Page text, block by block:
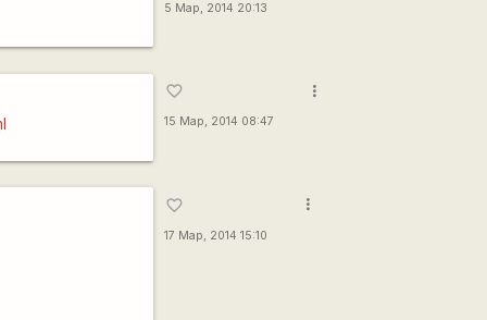
5 Мар, 2014 20:13
favorite_border
15 Мар, 2014 08:47
more_vert
favorite_border
17 Мар, 2014 15:10
more_vert